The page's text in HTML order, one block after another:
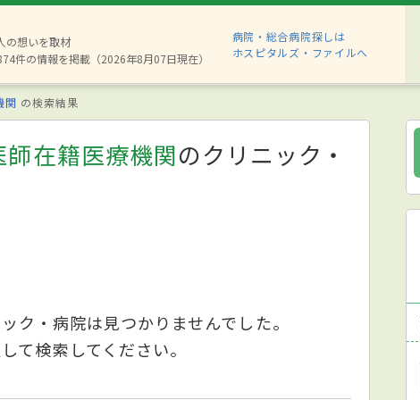
の想いを取材
件の情報を掲載（2026年8月07日現在）
病院・総合病院探しは
ホスピタルズ・ファイルへ
関 の検索結果
在籍医療機関のクリニック・
ク・病院は見つかりませんでした。
て検索してください。